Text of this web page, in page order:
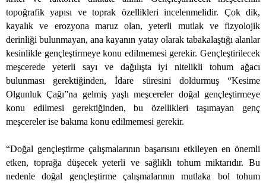
topoğrafik yapısı ve toprak özellikleri incelenmelidir. Çok dik,
kayalık ve erozyona maruz olan, yeterli mutlak ve fizyolojik
derinliği bulunmayan, ana kayanın yatay olarak tabakalaştığı alanlar
kesinlikle gençleştirmeye konu edilmemesi gerekir. Gençleştirilecek
meşcerede yeterli sayı ve dağılışta iyi nitelikli tohum ağacı
bulunması gerektiğinden, İdare süresini doldurmuş “Kesime
Olgunluk Çağı”na gelmiş yaşlı meşcereler doğal gençleştirmeye
konu edilmesi gerektiğinden, bu özellikleri taşımayan genç
meşcereler ise bakıma konu edilmemesi gerekir.
“Doğal gençleştirme çalışmalarının başarısını etkileyen en önemli
etken, toprağa düşecek yeterli ve sağlıklı tohum miktarıdır. Bu
nedenle doğal gençleştirme çalışmalarının mutlaka bol tohum